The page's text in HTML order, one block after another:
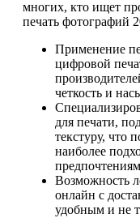
многих, кто ищет
печать фотографий
Применение
цифровой
четкость и
для печати,
текстуру, что
наиболее
Возможность
онлайн с
удобным и не